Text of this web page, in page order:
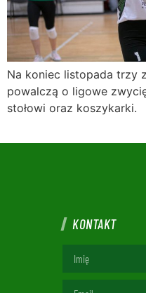
Na koniec listopada trzy
powalczą o ligowe
stołowi oraz koszykarki.
KONTAKT